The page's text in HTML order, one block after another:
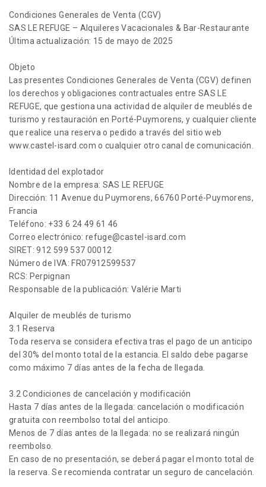
Condiciones Generales de Venta (CGV)
SAS LE REFUGE – Alquileres Vacacionales & Bar-Restaurante
Última actualización: 15 de mayo de 2025
Objeto
Las presentes Condiciones Generales de Venta (CGV) definen
los derechos y obligaciones contractuales entre SAS LE
REFUGE, que gestiona una actividad de alquiler de meublés de
turismo y restauración en Porté-Puymorens, y cualquier cliente
que realice una reserva o pedido a través del sitio web
www.castel-isard.com o cualquier otro canal de comunicación.
Identidad del explotador
Nombre de la empresa: SAS LE REFUGE
Dirección: 11 Avenue du Puymorens, 66760 Porté-Puymorens,
Francia
Teléfono: +33 6 24 49 61 46
Correo electrónico: refuge@castel-isard.com
SIRET: 912 599 537 00012
Número de IVA: FR07912599537
RCS: Perpignan
Responsable de la publicación: Valérie Marti
Alquiler de meublés de turismo
3.1 Reserva
Toda reserva se considera efectiva tras el pago de un anticipo
del 30% del monto total de la estancia. El saldo debe pagarse
como máximo 7 días antes de la fecha de llegada.
3.2 Condiciones de cancelación y modificación
Hasta 7 días antes de la llegada: cancelación o modificación
gratuita con reembolso total del anticipo.
Menos de 7 días antes de la llegada: no se realizará ningún
reembolso.
En caso de no presentación, se deberá pagar el monto total de
la reserva. Se recomienda contratar un seguro de cancelación.